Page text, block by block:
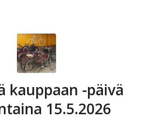
kauppaan -päivä
15.5.2026